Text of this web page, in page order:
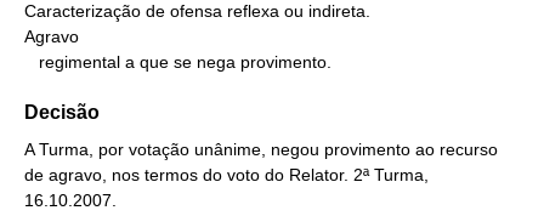
Caracterização de ofensa reflexa ou indireta.
Agravo
   regimental a que se nega provimento.
Decisão
A Turma, por votação unânime, negou provimento ao recurso
de agravo, nos termos do voto do Relator. 2ª Turma,
16.10.2007.